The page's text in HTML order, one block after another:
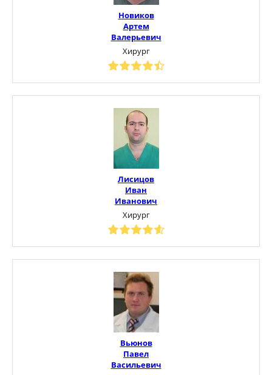
Новиков
Артем
Валерьевич
Хирург
Лисицов
Иван
Иванович
Хирург
Вьюнов
Павел
Васильевич